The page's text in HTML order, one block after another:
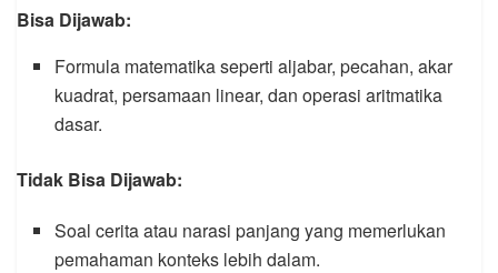
Bisa Dijawab:
Formula matematika seperti aljabar, pecahan, akar
kuadrat, persamaan linear, dan operasi aritmatika
dasar.
Tidak Bisa Dijawab:
Soal cerita atau narasi panjang yang memerlukan
pemahaman konteks lebih dalam.